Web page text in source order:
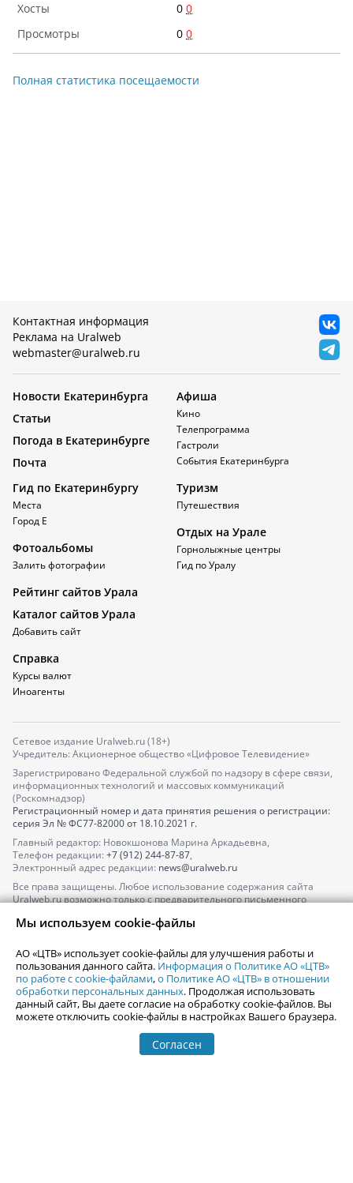
0 0
0 0
Полная статистика посещаемости
Контактная информация
Реклама на Uralweb
webmaster@uralweb.ru
Новости Екатеринбурга
Статьи
Погода в Екатеринбурге
Почта
Афиша
Кино
Телепрограмма
Гастроли
События Екатеринбурга
Гид по Екатеринбургу
Места
Город Е
Фотоальбомы
Залить фотографии
Туризм
Путешествия
Отдых на Урале
Горнолыжные центры
Гид по Уралу
Рейтинг сайтов Урала
Каталог сайтов Урала
Добавить сайт
Справка
Курсы валют
Иноагенты
Сетевое издание Uralweb.ru (18+)
Учредитель: Акционерное общество «Цифровое Телевидение»
Зарегистрировано Федеральной службой по надзору в сфере связи,
информационных технологий и массовых коммуникаций
(Роскомнадзор)
Регистрационный номер и дата принятия решения о регистрации:
серия Эл № ФС77-82000от 18.10.2021 г.
Главный редактор: Новокшонова Марина Аркадьевна,
Телефон редакции: +7 (912) 244-87-87,
Электронный адрес редакции: news@uralweb.ru
Все права защищены. Любое использование содержания сайта
Uralweb.ru возможно только с предварительного письменного
По вопросам размещения рекламы обращайтесь по тел.
По вопросам размещения информации в разделе «Афиша»
afisha@uralweb.ru
Пользовательское соглашение на использование сайта
Политика АО «ЦТВ» в отношении обработки персональных данных
Мы используем cookie-файлы
АО «ЦТВ» использует cookie-файлы для улучшения работы и
пользования данного сайта. Информация о Политике АО «ЦТВ»
по работе с cookie-файлами,о Политике АО «ЦТВ» в отношении
обработки персональных данных. Продолжая использовать
данный сайт, Вы даете согласие на обработку cookie-файлов. Вы
можете отключить cookie-файлы в настройках Вашего браузера.
Согласен